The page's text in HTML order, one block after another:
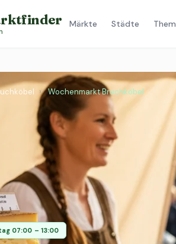
Märkte Städte
› Wochenmarkt Bruchköbel
07:00 – 13:00